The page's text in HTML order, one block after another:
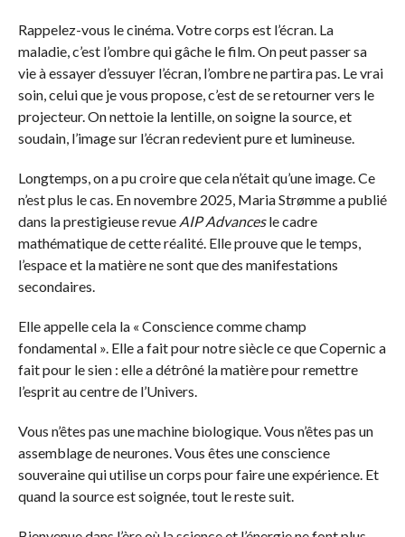
Rappelez-vous le cinéma. Votre corps est l’écran. La
maladie, c’est l’ombre qui gâche le film. On peut passer sa
vie à essayer d’essuyer l’écran, l’ombre ne partira pas. Le vrai
soin, celui que je vous propose, c’est de se retourner vers le
projecteur. On nettoie la lentille, on soigne la source, et
soudain, l’image sur l’écran redevient pure et lumineuse.
Longtemps, on a pu croire que cela n’était qu’une image. Ce
n’est plus le cas. En novembre 2025, Maria Strømme a publié
dans la prestigieuse revue AIP Advancesle cadre
mathématique de cette réalité. Elle prouve que le temps,
l’espace et la matière ne sont que des manifestations
secondaires.
Elle appelle cela la « Conscience comme champ
fondamental ». Elle a fait pour notre siècle ce que Copernic a
fait pour le sien : elle a détrôné la matière pour remettre
l’esprit au centre de l’Univers.
Vous n’êtes pas une machine biologique. Vous n’êtes pas un
assemblage de neurones. Vous êtes une conscience
souveraine qui utilise un corps pour faire une expérience. Et
quand la source est soignée, tout le reste suit.